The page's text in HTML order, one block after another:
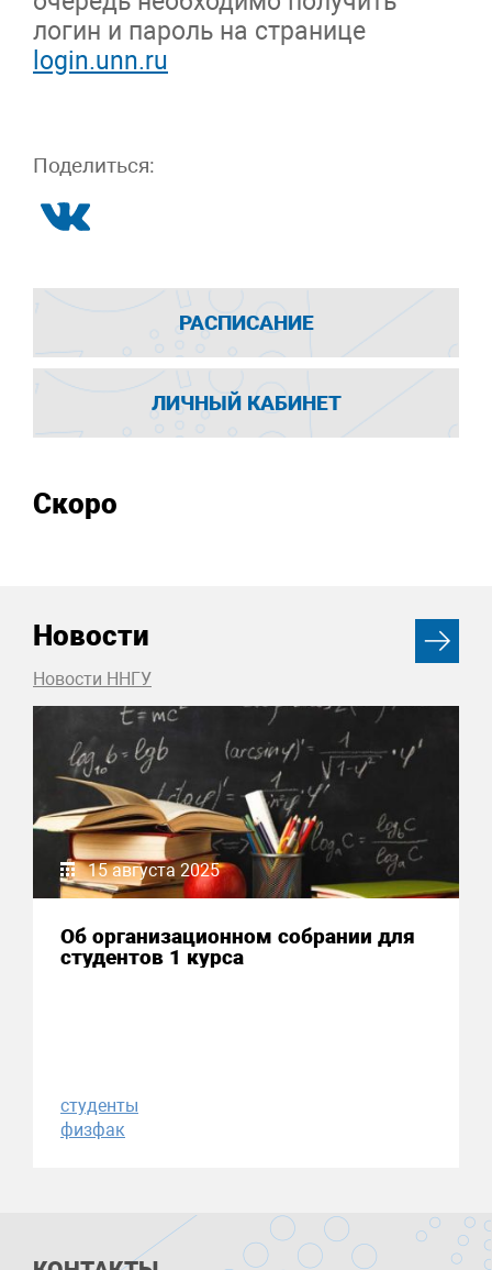
логин и пароль на странице
login.unn.ru
Поделиться:
РАСПИСАНИЕ
ЛИЧНЫЙ КАБИНЕТ
Скоро
Новости
Новости ННГУ
15 августа 2025
Об организационном собрании для
студентов 1 курса
студенты
физфак